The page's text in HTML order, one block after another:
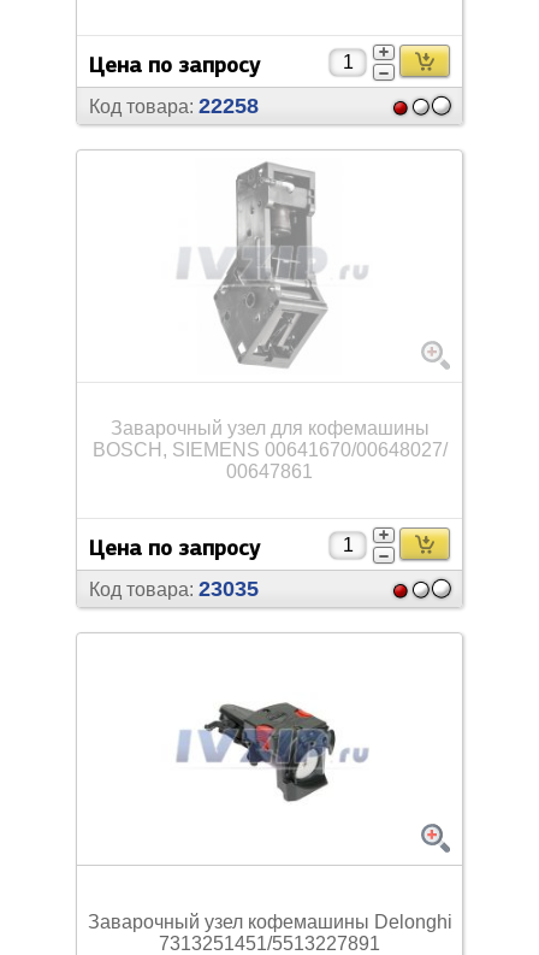
Цена по запросу
Код товара: 22258
Заварочный узел для кофемашины
BOSCH, SIEMENS 00641670/00648027/
00647861
Цена по запросу
Код товара: 23035
Заварочный узел кофемашины Delonghi
7313251451/5513227891